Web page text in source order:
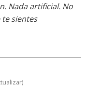
Nada artificial. No
sientes
)